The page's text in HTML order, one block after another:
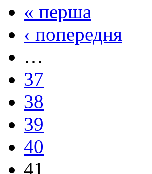
« перша
‹ попередня
…
37
38
39
40
41